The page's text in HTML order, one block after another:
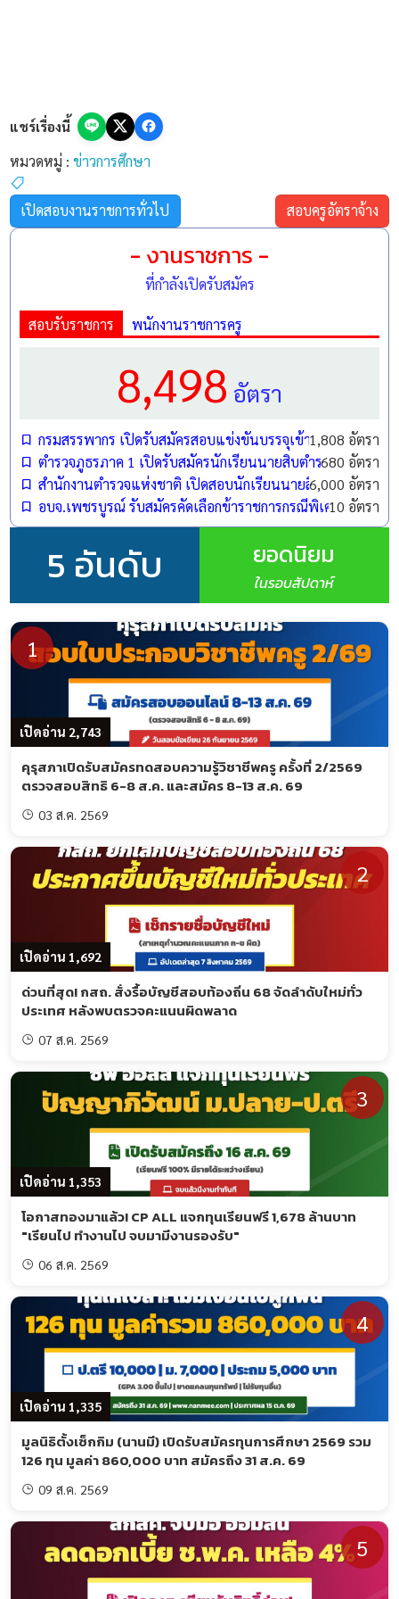
แชร์เรื่องนี้
หมวดหมู่ :ข่าวการศึกษา
เปิดสอบงานราชการทั่วไป สอบครูอัตราจ้าง
- งานราชการ -
ที่กำลังเปิดรับสมัคร
สอบรับราชการ พนักงานราชการครู
8,498 อัตรา
กรมสรรพากร เปิดรับสมัครสอบแข่งขันบรรจุเข้ารับราชการ
1,808 อัตรา
ตำรวจภูธรภาค 1 เปิดรับสมัครนักเรียนนายสิบตำรวจ (นสต.)
680 อัตรา
สำนักงานตำรวจแห่งชาติ เปิดสอบนักเรียนนายสิบตำรวจ (นส
6,000 อัตรา
อบจ.เพชรบูรณ์ รับสมัครคัดเลือกข้าราชการกรณีพิเศษ ตำแห
10 อัตรา
5 อันดับ ยอดนิยม
ในรอบสัปดาห์
เปิดอ่าน 2,743
1
คุรุสภาเปิดรับสมัครทดสอบความรู้วิชาชีพครู ครั้งที่ 2/2569
ตรวจสอบสิทธิ 6-8 ส.ค. และสมัคร 8-13 ส.ค. 69
03 ส.ค. 2569
เปิดอ่าน 1,692
2
ด่วนที่สุด! กสถ. สั่งรื้อบัญชีสอบท้องถิ่น 68 จัดลำดับใหม่ทั่ว
ประเทศ หลังพบตรวจคะแนนผิดพลาด
07 ส.ค. 2569
เปิดอ่าน 1,353
3
โอกาสทองมาแล้ว! CP ALL แจกทุนเรียนฟรี 1,678 ล้านบาท
"เรียนไป ทำงานไป จบมามีงานรองรับ"
06 ส.ค. 2569
เปิดอ่าน 1,335
4
มูลนิธิตั้งเซ็กกิม (นานมี) เปิดรับสมัครทุนการศึกษา 2569 รวม
126 ทุน มูลค่า 860,000 บาท สมัครถึง 31 ส.ค. 69
09 ส.ค. 2569
5